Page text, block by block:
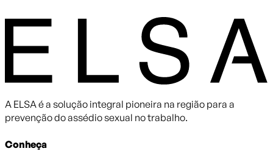
A ELSA é a solução integral pioneira na região para a
prevenção do assédio sexual no trabalho.
Conheça